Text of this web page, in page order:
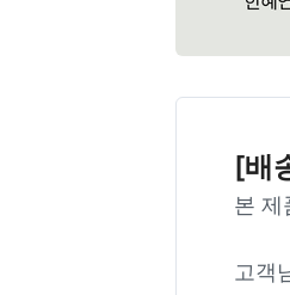
[배
본 제
고객